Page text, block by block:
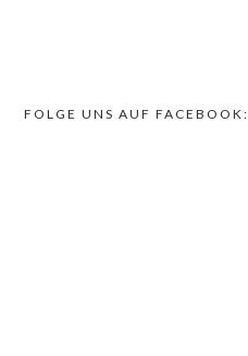
FOLGE UNS AUF FACEBOOK: